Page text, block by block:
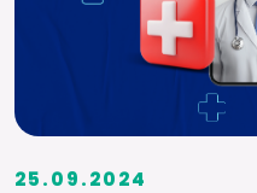
25.09.2024